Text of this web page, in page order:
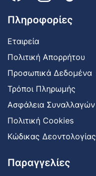
Πληροφορίες
Εταιρεία
Πολιτική Απορρήτου
Προσωπικά Δεδομένα
Τρόποι Πληρωμής
Ασφάλεια Συναλλαγών
Πολιτική Cookies
Κώδικας Δεοντολογίας
Παραγγελίες